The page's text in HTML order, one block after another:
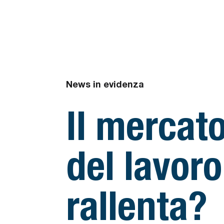
News in evidenza
Il
del lavoro
rallenta?